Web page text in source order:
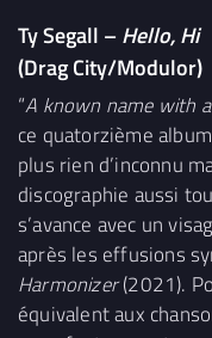
Ty Segall – Hello, Hi
(Drag City/Modulor)
“A known name with
ce quatorzième
plus rien d’inconnu
discographie aussi
s’avance avec un
après les effusions
Harmonizer(2021).
équivalent aux